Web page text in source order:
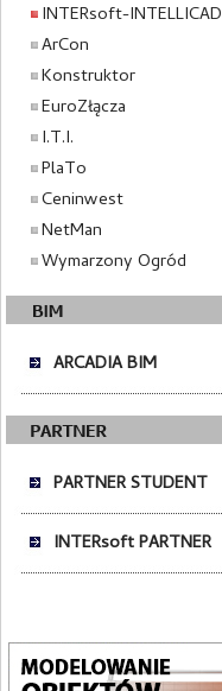
INTERsoft-INTELLICAD
ArCon
Konstruktor
EuroZłącza
I.T.I.
PlaTo
Ceninwest
NetMan
Wymarzony Ogród
ARCADIA BIM
PARTNER STUDENT
INTERsoft PARTNER